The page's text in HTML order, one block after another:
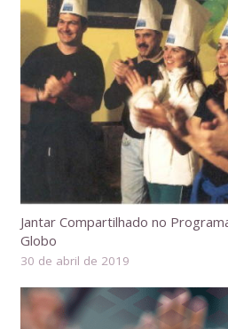
Jantar Compartilhado no
Globo
30 de abril de 2019